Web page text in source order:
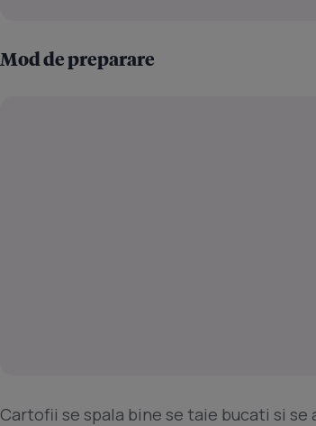
Mod de preparare
Cartofii se spala bine se taie bucati si se